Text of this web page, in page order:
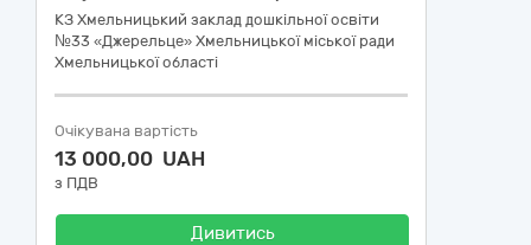
КЗ Хмельницький заклад дошкільної освіти
№33 «Джерельце» Хмельницької міської ради
Хмельницької області
Очікувана вартість
13 000,00 UAH
з ПДВ
Дивитись